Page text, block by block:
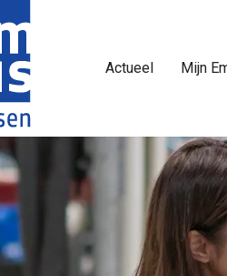
Actueel Mijn